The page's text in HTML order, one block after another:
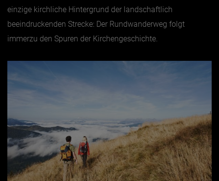
April
Mai
Juni
Juli
September
November
Dezember
einzige kirchliche Hintergrund der landschaftlich
beeindruckenden Strecke: Der Rundwanderweg folgt
immerzu den Spuren der Kirchengeschichte.